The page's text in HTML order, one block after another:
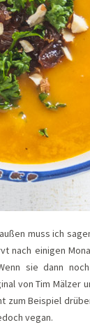
muss ich
nach einigen
sie dann
von Tim Mälzer
zum Beispiel
vegan.